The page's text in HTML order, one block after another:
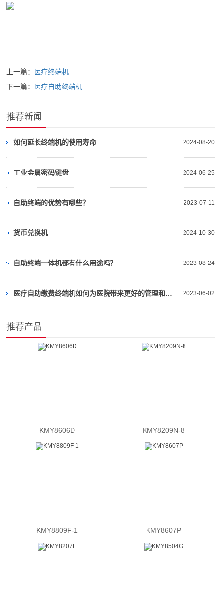
上一篇： 医疗终端机
下一篇： 医疗自助终端机
推荐新闻
2024-08-20
如何延长终端机的使用寿命
2024-06-25
工业金属密码键盘
2023-07-11
自助终端的优势有哪些？
2024-10-30
货币兑换机
2023-08-24
自助终端一体机都有什么用途吗？
2023-06-02
医疗自助缴费终端机如何为医院带来更好的管理和运营效益
推荐产品
KMY8606D KMY8209N-8
KMY8809F-1 KMY8607P